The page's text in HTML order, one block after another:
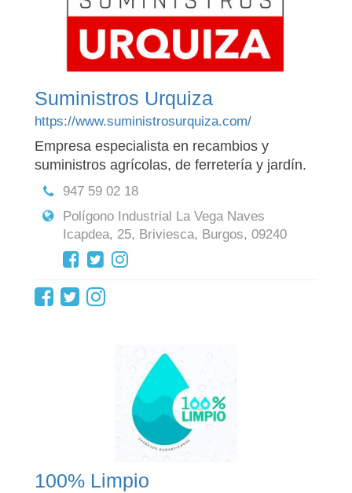
Suministros Urquiza
https://www.suministrosurquiza.com/
Empresa especialista en recambios y
suministros agrícolas, de ferretería y jardín.
947 59 02 18
Polígono Industrial La Vega Naves
Icapdea, 25, Briviesca, Burgos, 09240
100% Limpio